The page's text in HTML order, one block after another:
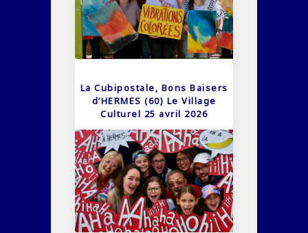
La Cubipostale, Bons Baisers
d’HERMES (60) Le Village
Culturel 25 avril 2026